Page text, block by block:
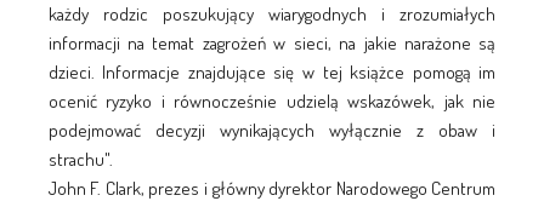
każdy rodzic poszukujący wiarygodnych i zrozumiałych
informacji na temat zagrożeń w sieci, na jakie narażone są
dzieci. Informacje znajdujące się w tej książce pomogą im
ocenić ryzyko i równocześnie udzielą wskazówek, jak nie
podejmować decyzji wynikających wyłącznie z obaw i
strachu".
John F. Clark, prezes i główny dyrektor Narodowego Centrum